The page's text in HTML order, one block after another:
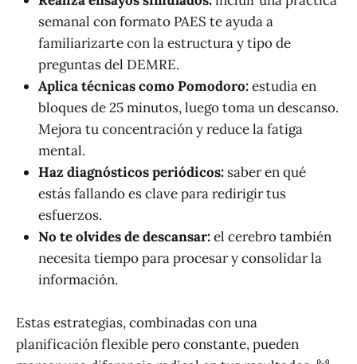
semanal con formato PAES te ayuda a
familiarizarte con la estructura y tipo de
preguntas del DEMRE.
Aplica técnicas como Pomodoro:estudia en
bloques de 25 minutos, luego toma un descanso.
Mejora tu concentración y reduce la fatiga
mental.
Haz diagnósticos periódicos: saber en qué
estás fallando es clave para redirigir tus
esfuerzos.
No te olvides de descansar:el cerebro también
necesita tiempo para procesar y consolidar la
información.
Estas estrategias, combinadas con una
planificación flexible pero constante, pueden